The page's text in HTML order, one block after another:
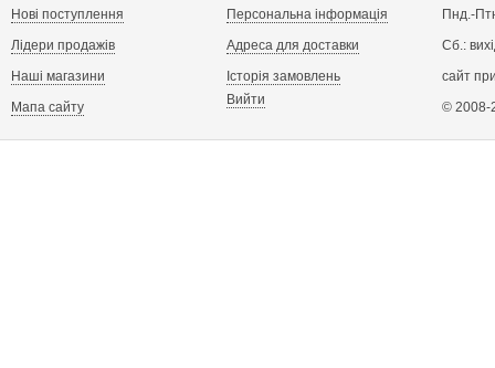
Нові поступлення
Лідери продажів
Наші магазини
Мапа сайту
Персональна інформація
Адреса для доставки
Історія замовлень
Вийти
Пнд.-
Сб.:
сайт
© 2008-